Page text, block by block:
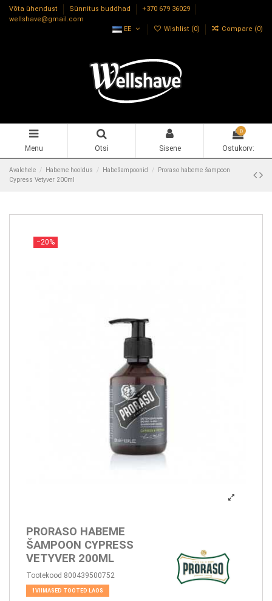
Võta ühendust Sünnitus buddhad
+370 679 36029
wellshave@gmail.com
EE
Wishlist (0) Compare (0)
Menu Otsi Sisene
0
Ostukorv:
Avalehele Habeme hooldus Habešampoonid
Proraso habeme šampoon
Cypress Vetyver 200ml
−20%
PRORASO HABEME
ŠAMPOON CYPRESS
VETYVER 200ML
Tootekood 800439500752
VIIMASED TOOTED LAOS